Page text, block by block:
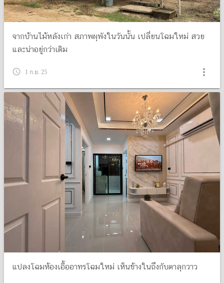
จากบ้านไม้หลังเก่า สภาพผุพังในวันนั้น เปลี่ยนโฉมใหม่ สวย
และน่าอยู่กว่าเดิม
query_builder 1 ก.ย. 25 more_vert
แปลงโฉมห้องเอื้ออาทรโฉมใหม่ เห็นข้างในถึงกับตาลุกวาว